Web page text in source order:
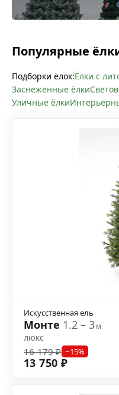
Популярные
Подборки ёлок:Ёлки с
Заснеженные ёлки
Уличные ёлки
Искусственная ель
Монте 1.2 – 3м
люкс
16 179 ₽ −15%
13 750 ₽